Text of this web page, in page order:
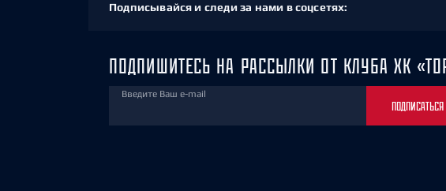
Подписывайся и следи за нами в соцсетях:
ПОДПИШИТЕСЬ НА РАССЫЛКИ ОТ КЛУБА ХК
Введите Ваш e-mail
ПОДПИСАТЬСЯ